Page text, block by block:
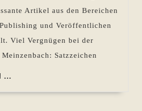
Artikel aus den Bereichen
und Veröffentlichen
Viel Vergnügen bei der
Satzzeichen
...